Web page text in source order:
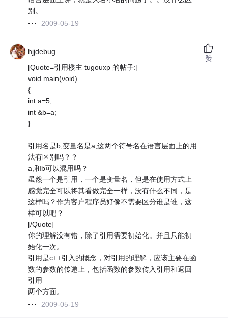
别。
2009-05-19
hjjdebug
[Quote=引用楼主 tugouxp 的帖子:]
void main(void)
{
int a=5;
int &b=a;
}
引用名是b,变量名是a,这两个符号名在语言层面上的用
法有区别吗？？
a,和b可以混用吗？
虽然一个是引用，一个是变量名，但是在使用方式上
感觉完全可以将其看做完全一样，没有什么不同，是
这样吗？作为客户程序员好像不需要区分谁是谁，这
样可以吧？
[/Quote]
你的理解没有错，除了引用需要初始化。并且只能初
始化一次。
引用是c++引入的概念，对引用的理解，应该主要在函
数的参数的传递上，包括函数的参数传入引用和返回
引用
两个方面。
2009-05-19
赞